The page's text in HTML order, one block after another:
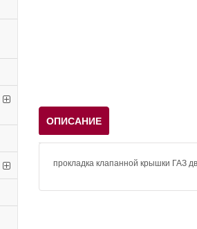
ОПИСАНИЕ
прокладка клапанной крышки ГАЗ